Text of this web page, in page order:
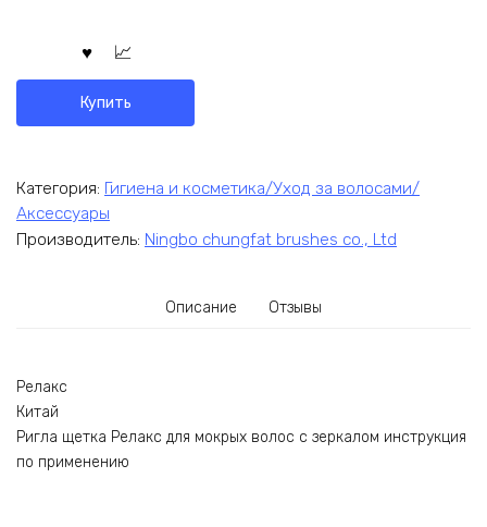
Купить
Категория: Гигиена и косметика/Уход за волосами/
Аксессуары
Производитель: Ningbo chungfat brushes co., Ltd
Описание Отзывы
Релакс
Китай
Ригла щетка Релакс для мокрых волос с зеркалом инструкция
по применению